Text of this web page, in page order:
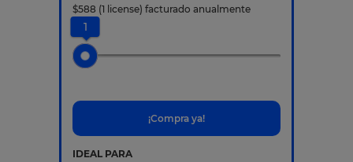
$588 (1 license) facturado anualmente
1
¡Compra ya!
IDEAL PARA